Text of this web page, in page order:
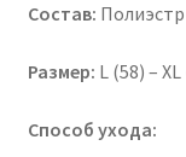
Состав: Полиэстр
Размер: L (58) –
Способ ухода: